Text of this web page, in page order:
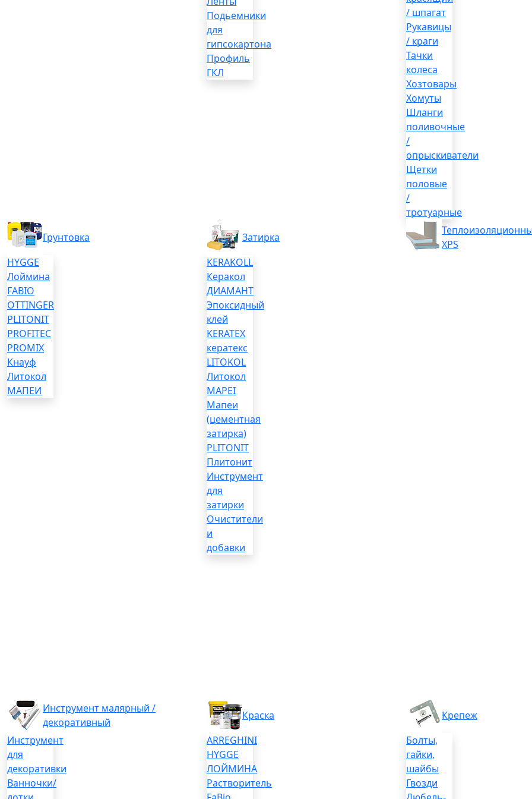
Подьемники
для
гипсокартона
Профиль
ГКЛ
/ шпагат
Рукавицы
/ краги
Тачки
колеса
Хозтовары
Хомуты
Шланги
поливочные
/
опрыскиватели
Щетки
половые
/
тротуарные
Грунтовка
HYGGE
Лоймина
FABIO
OTTINGER
PLITONIT
PROFITEC
PROMIX
Кнауф
Литокол
МАПЕИ
Затирка
KERAKOLL
Керакол
ДИАМАНТ
Эпоксидный
клей
KERATEX
кератекс
LITOKOL
Литокол
MAPEI
Мапеи
(цементная
затирка)
PLITONIT
Плитонит
Инструмент
для
затирки
Очистители
и
добавки
XPS
Инструмент малярный /
декоративный
Инструмент
для
декоративки
Ванночки/
Краска
ARREGHINI
HYGGE
ЛОЙМИНА
Растворитель
Крепеж
Болты,
гайки,
шайбы
Гвозди